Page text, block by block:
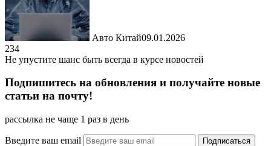
Авто Китай09.01.2026
234
Не упустите шанс быть всегда в курсе новостей
Подпишитесь на обновления и получайте новые
статьи на почту!
рассылка не чаще 1 раз в день
Введите ваш email